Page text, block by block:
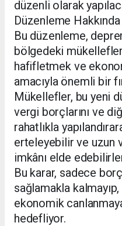
düzenli olarak
Düzenleme
Bu düzenleme,
bölgedeki
hafifletmek ve
amacıyla önemli bir
Mükellefler, bu yeni
vergi borçlarını ve
rahatlıkla
erteleyebilir ve uzun
imkânı elde
Bu karar, sadece
sağlamakla
ekonomik
hedefliyor.